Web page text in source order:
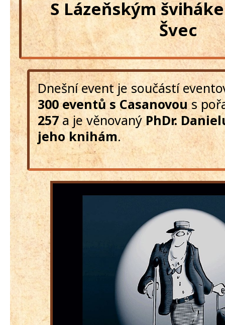
S Lázeňským
Švec
Dnešní event je součástí
300 eventů s Casanovous
257a je věnovanýPhDr.
jeho knihám.